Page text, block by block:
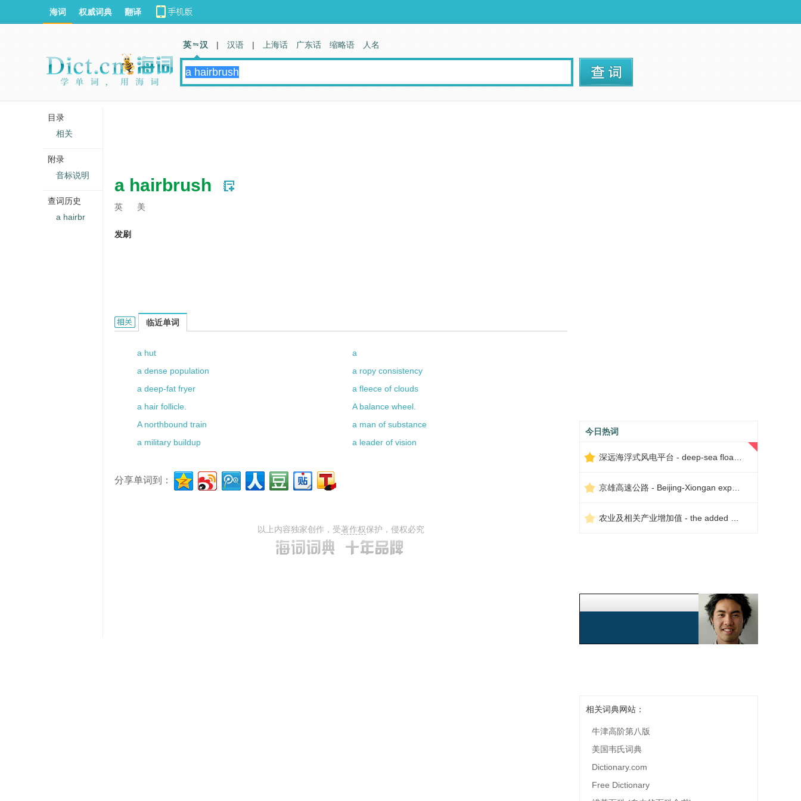
a hairbrush
英 美
发刷
a hairbrush的相关资料：
临近单词
a hut
a
a dense population
a ropy consistency
a deep-fat fryer
a fleece of clouds
a hair follicle.
A balance wheel.
A northbound train
a man of substance
a military buildup
a leader of vision
分享单词到：
以上内容独家创作，受著作权保护，侵权必究
今日热词
相关词典网站：
牛津高阶第八版
美国韦氏词典
Dictionary.com
Free Dictionary
海词 权威词典 翻译
英 汉 | 汉语 | 上海话 广东话 缩略语 人名
目录
相关
附录
音标说明
查词历史
a hairbr